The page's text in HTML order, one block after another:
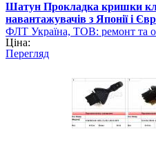
Шатун Прокладка кришки
навантажувачів з Японії і
ФЛТ Україна, ТОВ: ремонт та
навантажувально-
Ціна:
Перегляд